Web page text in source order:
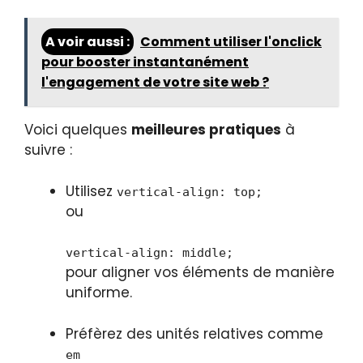
A voir aussi :
Comment utiliser l'onclick
pour booster instantanément
l'engagement de votre site web ?
Voici quelques meilleures pratiques à
suivre :
Utilisez vertical-align: top;
ou
vertical-align: middle;
pour aligner vos éléments de manière
uniforme.
Préfèrez des unités relatives comme
em